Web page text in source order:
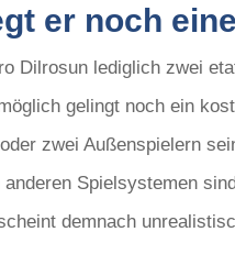
er noch
Dilrosun lediglich zwei
gelingt noch ein
zwei Außenspielern
Spielsystemen
demnach